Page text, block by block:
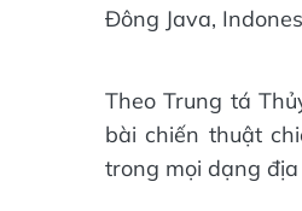
Đông Java,
Theo Trung tá
bài chiến thuật
trong mọi dạng